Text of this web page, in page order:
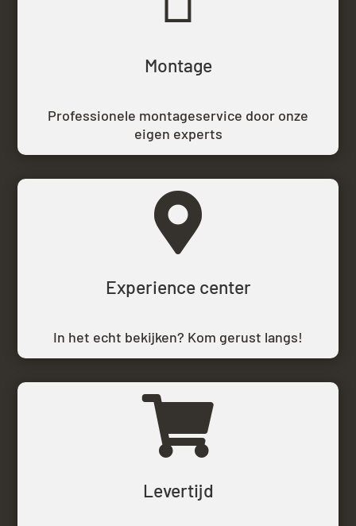
Montage
Professionele montageservice door onze
eigen experts

Experience center
In het echt bekijken? Kom gerust langs!

Levertijd